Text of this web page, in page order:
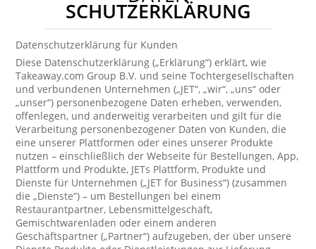
SCHUTZERKLÄRUNG
Datenschutzerklärung für Kunden
Diese Datenschutzerklärung („Erklärung“) erklärt, wie
Takeaway.com Group B.V. und seine Tochtergesellschaften
und verbundenen Unternehmen („JET“, „wir“, „uns“ oder
„unser“) personenbezogene Daten erheben, verwenden,
offenlegen, und anderweitig verarbeiten und gilt für die
Verarbeitung personenbezogener Daten von Kunden, die
eine unserer Plattformen oder eines unserer Produkte
nutzen – einschließlich der Webseite für Bestellungen, App,
Plattform und Produkte, JETs Plattform, Produkte und
Dienste für Unternehmen („JET for Business“) (zusammen
die „Dienste“) – um Bestellungen bei einem
Restaurantpartner, Lebensmittelgeschäft,
Gemischtwarenladen oder einem anderen
Geschäftspartner („Partner“) aufzugeben, der über unsere